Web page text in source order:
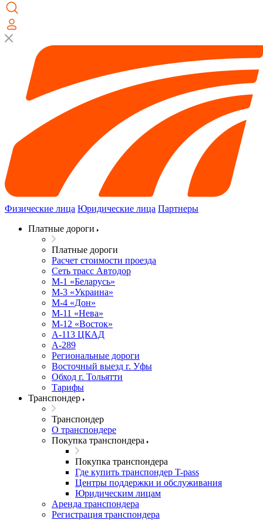
Физические лица Юридические лица Партнеры
Платные дороги
Платные дороги
Расчет стоимости проезда
Сеть трасс Автодор
М-1 «Беларусь»
М-3 «Украина»
М-4 «Дон»
М-11 «Нева»
М-12 «Восток»
А-113 ЦКАД
А-289
Региональные дороги
Восточный выезд г. Уфы
Обход г. Тольятти
Тарифы
Транспондер
Транспондер
О транспондере
Покупка транспондера
Покупка транспондера
Где купить транспондер T-pass
Центры поддержки и обслуживания
Юридическим лицам
Аренда транспондера
Регистрация транспондера